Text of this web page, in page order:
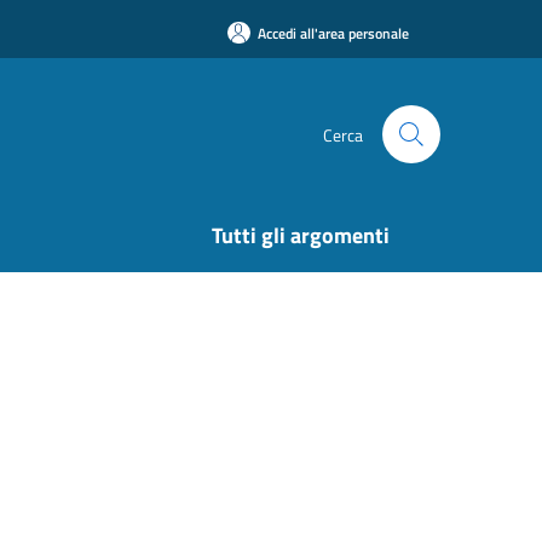
Accedi all'area personale
Cerca
Tutti gli argomenti